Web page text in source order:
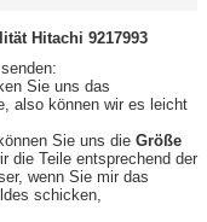
Hitachi 9217993
Sie uns das
also können wir es leicht
Sie uns die Größe
die Teile entsprechend der
wenn Sie mir das
schicken,